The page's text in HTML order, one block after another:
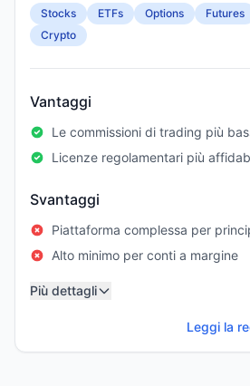
Stocks ETFs Options Futures
Crypto
Vantaggi
Le commissioni di trading più
Licenze regolamentari più
Svantaggi
Piattaforma complessa per
Alto minimo per conti a margine
Più dettagli
Leggi la